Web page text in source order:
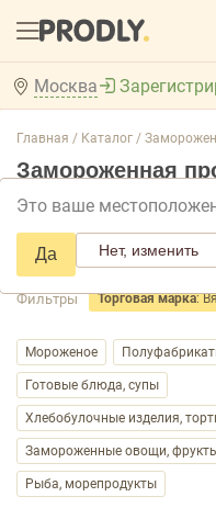
Москва
Это ваше
Да Нет, изменить
Главная / Каталог /
Замороженная
Добавить фильтр товаров
по популярности по
Фильтры Торговая марка:
Мороженое
Готовые блюда, супы
Хлебобулочные изделия,
Замороженные овощи,
Рыба, морепродукты